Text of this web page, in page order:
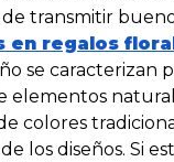
transmitir
en regalos
se caracterizan
elementos
colores
los diseños. Si